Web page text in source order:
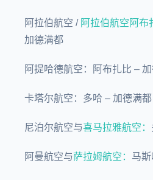
阿拉伯航空 / 阿拉伯航空阿布
加德满都
阿提哈德航空：阿布扎比 –
卡塔尔航空：多哈 – 加德满都
尼泊尔航空与喜马拉雅航空：
阿曼航空与萨拉姆航空： 马